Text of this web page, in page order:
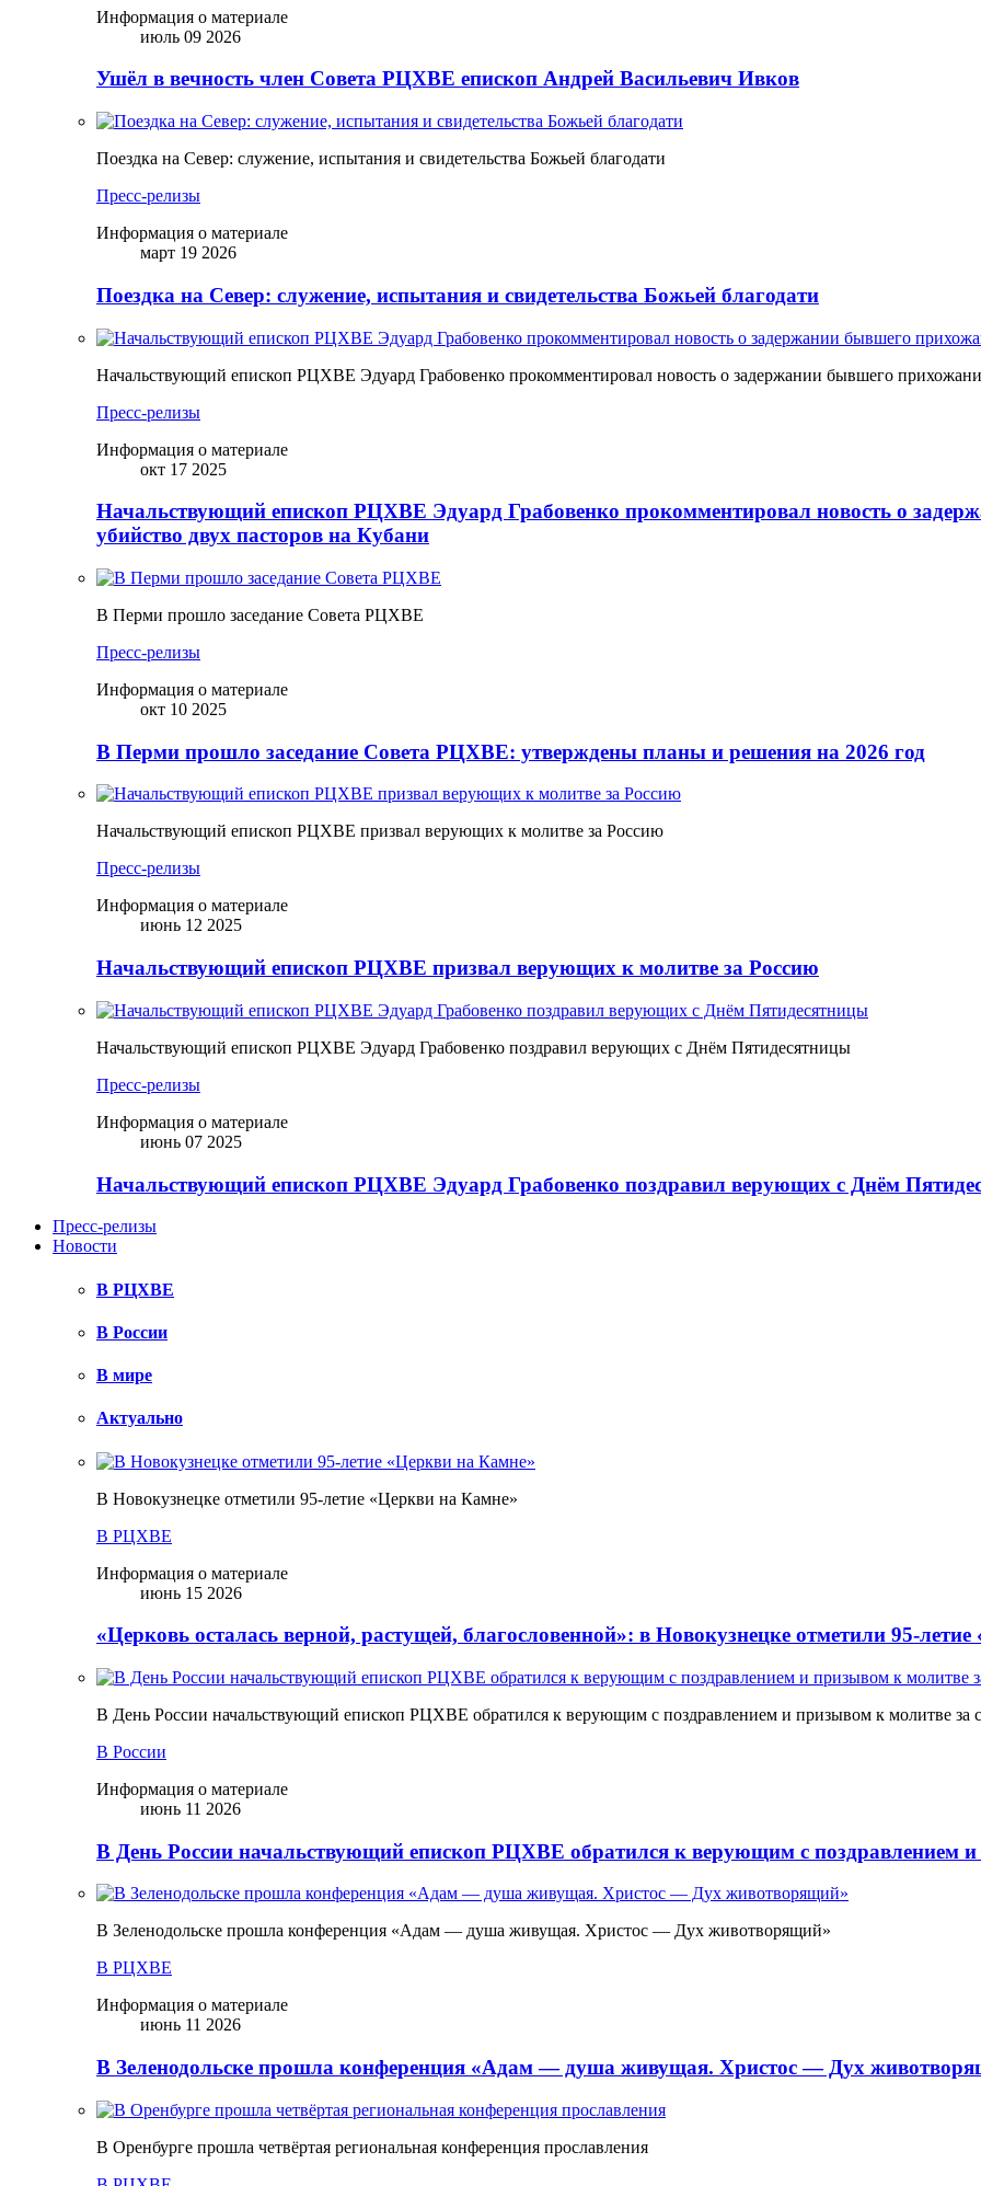
Информация о материале
июль 09 2026
Ушёл в вечность член Совета РЦХВЕ епископ Андрей Васильевич Ивков
Поездка на Север: служение, испытания и свидетельства Божьей благодати
Пресс-релизы
Информация о материале
март 19 2026
Поездка на Север: служение, испытания и свидетельства Божьей благодати
Начальствующий епископ РЦХВЕ Эдуард Грабовенко прокомментировал новость о задержании бывшего
Пресс-релизы
Информация о материале
окт 17 2025
Начальствующий епископ РЦХВЕ Эдуард Грабовенко прокомментировал новость о
убийство двух пасторов на Кубани
В Перми прошло заседание Совета РЦХВЕ
Пресс-релизы
Информация о материале
окт 10 2025
В Перми прошло заседание Совета РЦХВЕ: утверждены планы и решения на 2026 год
Начальствующий епископ РЦХВЕ призвал верующих к молитве за Россию
Пресс-релизы
Информация о материале
июнь 12 2025
Начальствующий епископ РЦХВЕ призвал верующих к молитве за Россию
Начальствующий епископ РЦХВЕ Эдуард Грабовенко поздравил верующих с Днём Пятидесятницы
Пресс-релизы
Информация о материале
июнь 07 2025
Начальствующий епископ РЦХВЕ Эдуард Грабовенко поздравил верующих с Днём
Пресс-релизы
Новости
В РЦХВЕ
В России
В мире
Актуально
В Новокузнецке отметили 95-летие «Церкви на Камне»
В РЦХВЕ
Информация о материале
июнь 15 2026
«Церковь осталась верной, растущей, благословенной»: в Новокузнецке отметили 95-
В День России начальствующий епископ РЦХВЕ обратился к верующим с поздравлением и призывом к молитве за
В России
Информация о материале
июнь 11 2026
В День России начальствующий епископ РЦХВЕ обратился к верующим с поздравлением
В Зеленодольске прошла конференция «Адам — душа живущая. Христос — Дух животворящий»
В РЦХВЕ
Информация о материале
июнь 11 2026
В Зеленодольске прошла конференция «Адам — душа живущая. Христос — Дух
В Оренбурге прошла четвёртая региональная конференция прославления